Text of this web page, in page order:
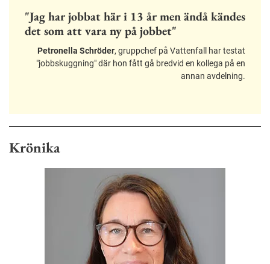
"Jag har jobbat här i 13 år men ändå kändes
det som att vara ny på jobbet"
Petronella Schröder, gruppchef på Vattenfall har testat
"jobbskuggning" där hon fått gå bredvid en kollega på en
annan avdelning.
Krönika